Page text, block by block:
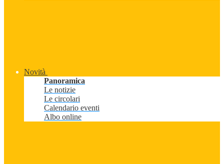
Novità
Panoramica
Le notizie
Le circolari
Calendario eventi
Albo online